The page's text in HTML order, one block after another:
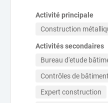
Activité principale
Construction
Activités secondaires
Bureau d'etude
Contrôles de
Expert construction